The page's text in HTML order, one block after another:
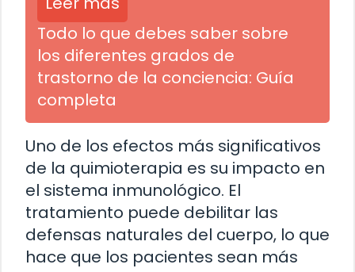
Todo lo que debes saber sobre
los diferentes grados de
trastorno de la conciencia: Guía
completa
Uno de los efectos más significativos
de la quimioterapia es su impacto en
el sistema inmunológico. El
tratamiento puede debilitar las
defensas naturales del cuerpo, lo que
hace que los pacientes sean más